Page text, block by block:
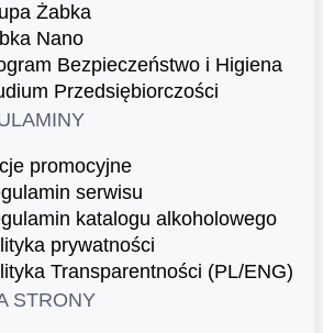
Żabka
Nano
Bezpieczeństwo i Higiena
Przedsiębiorczości
promocyjne
serwisu
katalogu alkoholowego
prywatności
Transparentności (PL/ENG)
STRONY